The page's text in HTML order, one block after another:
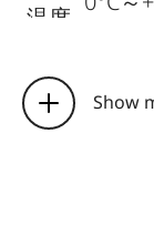
温度
イン
ター
フェ
アク
子ビ
Show